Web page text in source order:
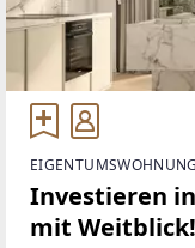
Investieren
mit Weitblick!